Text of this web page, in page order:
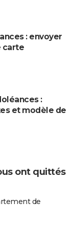
: envoyer
carte
:
et modèle de
ont quittés
de